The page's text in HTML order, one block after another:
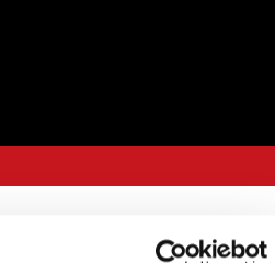
6.5.2021 — 11:55